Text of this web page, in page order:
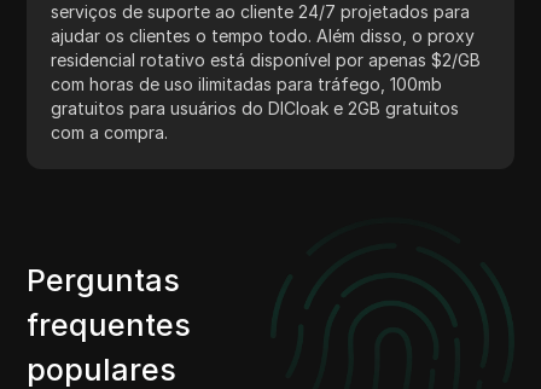
serviços de suporte ao cliente 24/7 projetados para
ajudar os clientes o tempo todo. Além disso, o proxy
residencial rotativo está disponível por apenas $2/GB
com horas de uso ilimitadas para tráfego, 100mb
gratuitos para usuários do DICloak e 2GB gratuitos
com a compra.
Perguntas
frequentes
populares